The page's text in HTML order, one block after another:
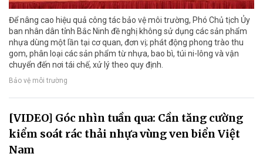
Để nâng cao hiệu quả công tác bảo vệ môi trường, Phó Chủ tịch Ủy
ban nhân dân tỉnh Bắc Ninh đề nghị không sử dụng các sản phẩm
nhựa dùng một lần tại cơ quan, đơn vị; phát động phong trào thu
gom, phân loại các sản phẩm từ nhựa, bao bì, túi ni-lông và vận
chuyển đến nơi tái chế, xử lý theo quy định.
Bảo vệ môi trường
[VIDEO] Góc nhìn tuần qua: Cần tăng cường
kiểm soát rác thải nhựa vùng ven biển Việt
Nam